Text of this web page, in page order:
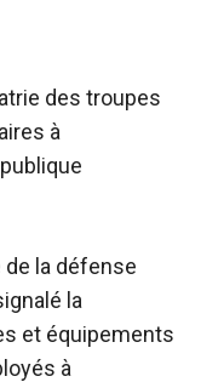
des troupes
à
de la défense
la
et équipements
à